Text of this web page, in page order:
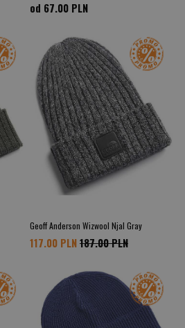
od 67.00 PLN
Geoff Anderson Wizwool Njal Gray
117.00 PLN187.00 PLN